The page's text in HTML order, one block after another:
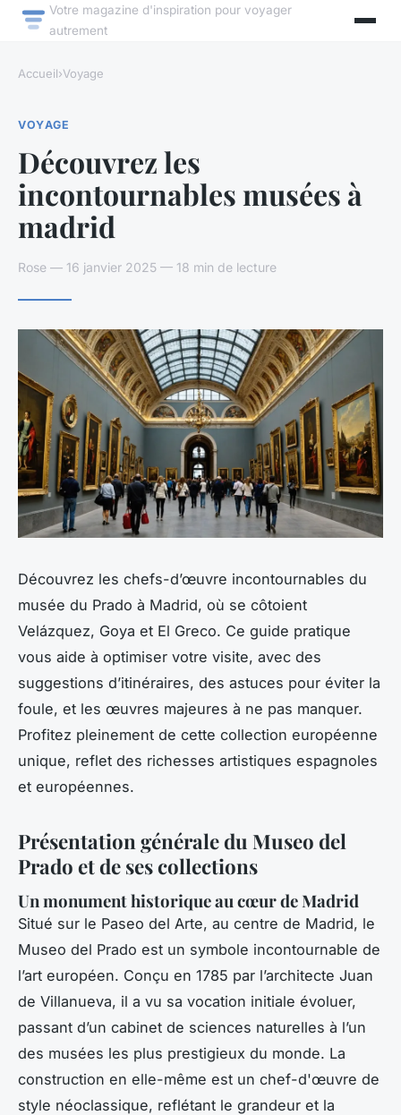
Votre magazine d'inspiration pour voyager
autrement
Accueil›Voyage
VOYAGE
Découvrez les
incontournables musées à
madrid
Rose — 16 janvier 2025 — 18 min de lecture
Découvrez les chefs-d’œuvre incontournables du
musée du Prado à Madrid, où se côtoient
Velázquez, Goya et El Greco. Ce guide pratique
vous aide à optimiser votre visite, avec des
suggestions d’itinéraires, des astuces pour éviter la
foule, et les œuvres majeures à ne pas manquer.
Profitez pleinement de cette collection européenne
unique, reflet des richesses artistiques espagnoles
et européennes.
Présentation générale du Museo del
Prado et de ses collections
Un monument historique au cœur de Madrid
Situé sur le Paseo del Arte, au centre de Madrid, le
Museo del Prado est un symbole incontournable de
l’art européen. Conçu en 1785 par l’architecte Juan
de Villanueva, il a vu sa vocation initiale évoluer,
passant d’un cabinet de sciences naturelles à l’un
des musées les plus prestigieux du monde. La
construction en elle-même est un chef-d'œuvre de
style néoclassique, reflétant le grandeur et la